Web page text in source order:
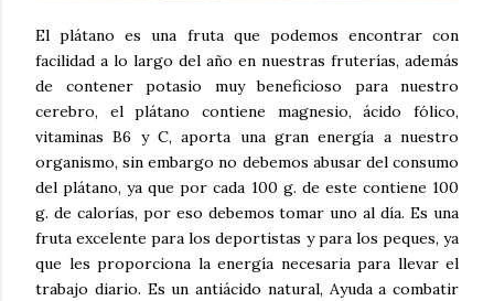
El plátano es una fruta que podemos encontrar con
facilidad a lo largo del año en nuestras fruterías, además
de contener potasio muy beneficioso para nuestro
cerebro, el plátano contiene magnesio, ácido fólico,
vitaminas B6 y C, aporta una gran energía a nuestro
organismo, sin embargo no debemos abusar del consumo
del plátano, ya que por cada 100 g. de este contiene 100
g. de calorías, por eso debemos tomar uno al día. Es una
fruta excelente para los deportistas y para los peques, ya
que les proporciona la energía necesaria para llevar el
trabajo diario. Es un antiácido natural, Ayuda a combatir